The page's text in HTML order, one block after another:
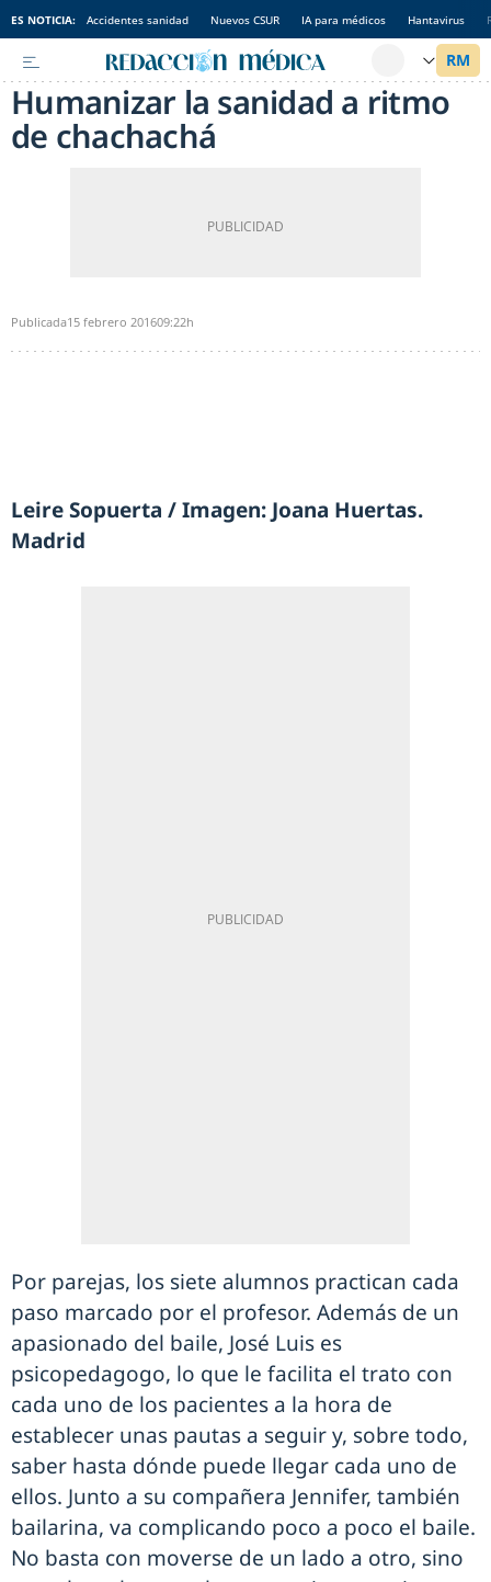
ES NOTICIA: Accidentes sanidad Nuevos CSUR IA para médicos Hantavirus
Humanizar la sanidad a ritmo
de chachachá
Publicada15 febrero 201609:22h
Leire Sopuerta / Imagen: Joana Huertas.
Madrid
Por parejas, los siete alumnos practican cada
paso marcado por el profesor. Además de un
apasionado del baile, José Luis es
psicopedagogo, lo que le facilita el trato con
cada uno de los pacientes a la hora de
establecer unas pautas a seguir y, sobre todo,
saber hasta dónde puede llegar cada uno de
ellos. Junto a su compañera Jennifer, también
bailarina, va complicando poco a poco el baile.
No basta con moverse de un lado a otro, sino